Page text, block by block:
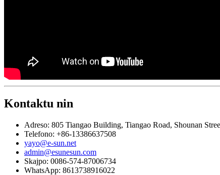
Kontaktu nin
Adreso: 805 Tiangao Building, Tiangao Road, Shounan
Telefono: +86-13386637508
yayo@e-sun.net
admin@esunesun.com
Skajpo: 0086-574-87006734
WhatsApp: 8613738916022